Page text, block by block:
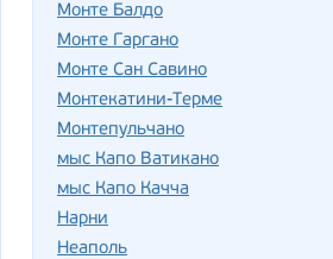
Монте Балдо
Монте Гаргано
Монте Сан Савино
Монтекатини-Терме
Монтепульчано
мыс Капо Ватикано
мыс Капо Качча
Нарни
Неаполь